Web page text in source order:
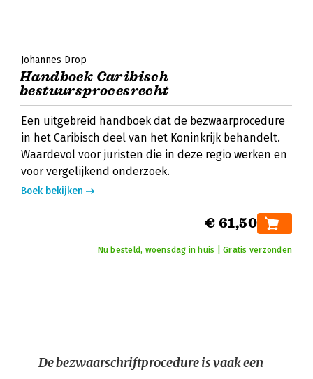
Johannes Drop
Handboek Caribisch
bestuursprocesrecht
Een uitgebreid handboek dat de bezwaarprocedure
in het Caribisch deel van het Koninkrijk behandelt.
Waardevol voor juristen die in deze regio werken en
voor vergelijkend onderzoek.
Boek bekijken
€ 61,50
Nu besteld, woensdag in huis | Gratis verzonden
De bezwaarschriftprocedure is vaak een